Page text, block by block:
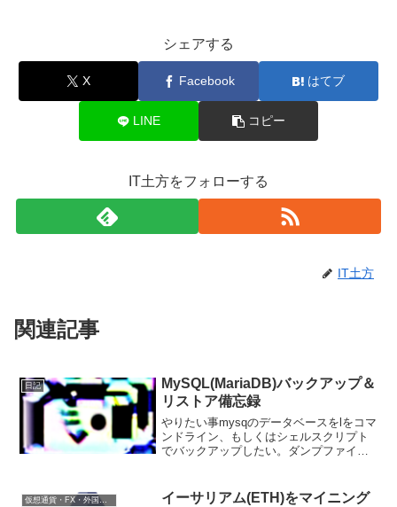
シェアする
X Facebook はてブ
LINE コピー
IT土方をフォローする
IT土方
関連記事
日記
MySQL(MariaDB)バックアップ＆
リストア備忘録
やりたい事mysqのデータベースをlをコマ
ンドライン、もしくはシェルスクリプト
でバックアップしたい。ダンプファイル
行させたい。mysqldump基本形mysq...
仮想通貨・FX・外国為替証拠金取引
イーサリアム(ETH)をマイニング